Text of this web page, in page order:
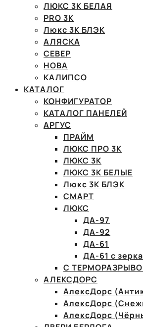
ЛЮКС 3К БЕЛАЯ
PRO 3K
Люкс 3К БЛЭК
АЛЯСКА
СЕВЕР
НОВА
КАЛИПСО
КАТАЛОГ
КОНФИГУРАТОР
КАТАЛОГ ПАНЕЛЕЙ
АРГУС
ПРАЙМ
ЛЮКС ПРО 3К
ЛЮКС 3К
ЛЮКС 3К БЕЛЫЕ
Люкс 3К БЛЭК
СМАРТ
ЛЮКС
ДА-97
ДА-92
ДА-61
ДА-61 с
С
АЛЕКСДОРС
АлексДорс
АлексДорс
АлексДорс